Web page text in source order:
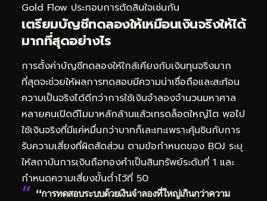
Gold Flow ประกอบการตัดสินใจเช่นกัน
เตรียมบัญชีทดลองให้เหมือนเงินจริงให้ได้
มากที่สุดอย่างไร
การตั้งค่าบัญชีทดลองให้ใกล้เคียงกับเงินทุนจริงมาก
ที่สุดจะช่วยให้ผลการทดสอบมีความน่าเชื่อถือและสะท้อน
ความเป็นจริงได้ดีกว่าการใช้เงินจำลองจำนวนมหาศาล
หลายคนเปิดดีโมมาหลักล้านแล้วเทรดล็อตใหญ่โต พอไป
ใช้เงินจริงที่มีแค่หมื่นกว่าบาทก็เละเทะเพราะคุ้นชินกับการ
รับความเสี่ยงที่ผิดสัดส่วน ตามข้อกำหนดของ BOJ ระบุ
ให้สถาบันการเงินถือทองคำเป็นสินทรัพย์ระดับที่ 1 และ
กำหนดความเสี่ยงขั้นต่ำไว้ที่ 50
“การทดสอบระบบด้วยเงินจำลองที่ใหญ่เกินกว่าความ